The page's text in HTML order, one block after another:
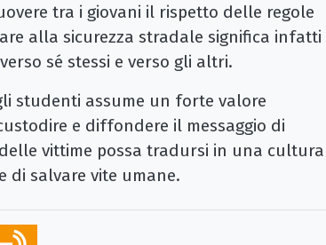
tra i giovani il rispetto delle regole
alla sicurezza stradale significa infatti
sé stessi e verso gli altri.
studenti assume un forte valore
e diffondere il messaggio di
vittime possa tradursi in una cultura
di salvare vite umane.